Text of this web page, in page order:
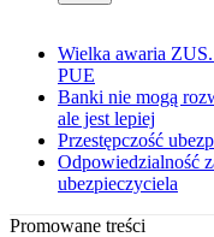
Wielka awaria ZUS.
PUE
Banki nie mogą
ale jest lepiej
Przestępczość
Odpowiedzialność
ubezpieczyciela
Promowane treści